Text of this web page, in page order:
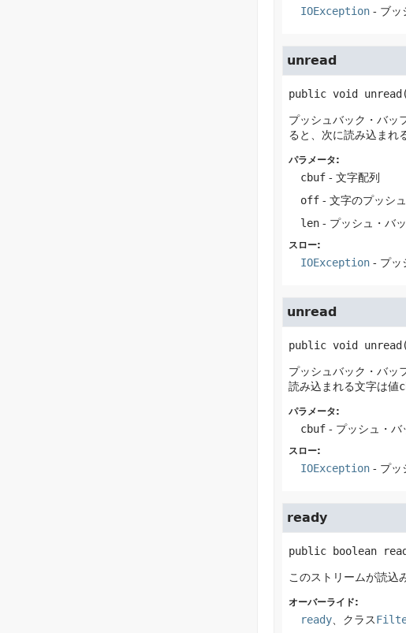
IOException- ブッ
unread
public void unread
プッシュバック・バッ
ると、次に読み込まれ
パラメータ:
cbuf- 文字配列
off- 文字のプッシ
len- プッシュ・バ
スロー:
IOException- プッ
unread
public void unread
プッシュバック・バッ
読み込まれる文字は値
パラメータ:
cbuf- プッシュ・バ
スロー:
IOException- プッ
ready
public boolean
このストリームが読込
オーバーライド:
ready、クラス